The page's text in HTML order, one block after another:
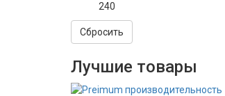
240
Сбросить
Лучшие товары